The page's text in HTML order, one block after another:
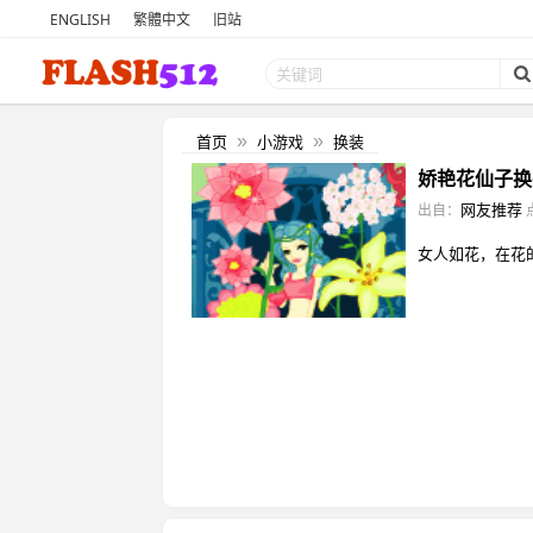
ENGLISH 繁體中文 旧站
首页 » 小游戏 » 换装
娇艳花仙子
出自： 网友推荐
女人如花，在花